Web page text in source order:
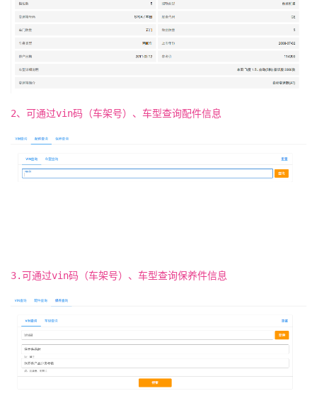
2、可通过vin码（车架号）、车型查询配件信息
3.可通过vin码（车架号）、车型查询保养件信息